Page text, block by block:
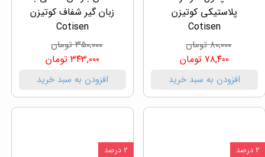
پلاستیکی کوتیزن
Cotisen
۸۰,۰۰۰ تومان
۷۸,۴۰۰ تومان
افزودن به سبد خرید
زبان گیر شفاف کوتیزن
Cotisen
۳۵۰,۰۰۰ تومان
۳۴۳,۰۰۰ تومان
افزودن به سبد خرید
۲ درصد ۲ درصد